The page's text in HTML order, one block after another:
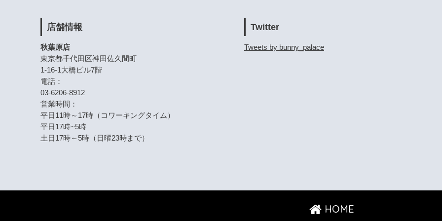
店舗情報
秋葉原店
東京都千代田区神田佐久間町
1-16-1大橋ビル7階
電話：
03-6206-8912
営業時間：
平日11時～17時（コワーキングタイム）
平日17時~5時
土日17時～5時（日曜23時まで）
Twitter
Tweets by bunny_palace
HOME